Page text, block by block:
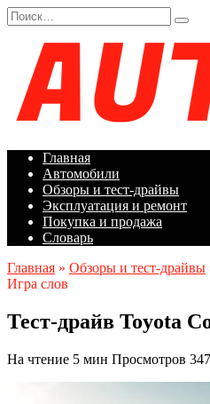
Перейти
к
содержанию
Search
for:
Главная
Автомобили
Обзоры и тест-драйвы
Эксплуатация и ремонт
Покупка и продажа
Словарь
Главная » Обзоры и тест-драйвы
Игра слов
Тест-драйв Toyota
На чтение 5 мин Просмотров 347